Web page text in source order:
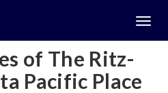
of The Ritz-
Pacific Place